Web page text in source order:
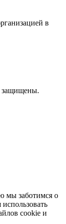
в
защищены.
мы заботимся о
cookie и